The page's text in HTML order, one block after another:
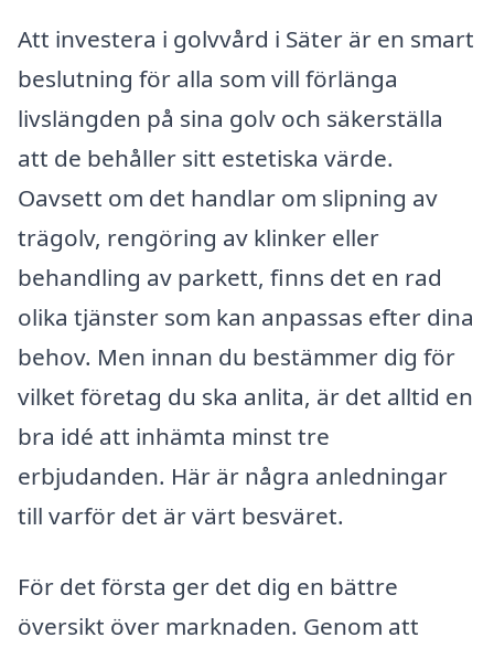
Att investera i golvvård i Säter är en smart
beslutning för alla som vill förlänga
livslängden på sina golv och säkerställa
att de behåller sitt estetiska värde.
Oavsett om det handlar om slipning av
trägolv, rengöring av klinker eller
behandling av parkett, finns det en rad
olika tjänster som kan anpassas efter dina
behov. Men innan du bestämmer dig för
vilket företag du ska anlita, är det alltid en
bra idé att inhämta minst tre
erbjudanden. Här är några anledningar
till varför det är värt besväret.
För det första ger det dig en bättre
översikt över marknaden. Genom att